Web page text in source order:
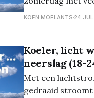
met
KOEN MOELANTS 24
Koeler, licht
neerslag (18-
Met een
gedraaid stroomt